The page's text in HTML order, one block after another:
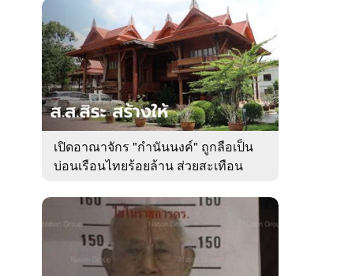
เปิดอาณาจักร "กำนันนงค์" ถูกลือเป็น
บ่อนเรือนไทยร้อยล้าน ส่วยสะเทือน